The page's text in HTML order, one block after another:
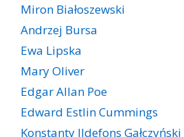
Miron Białoszewski
Andrzej Bursa
Ewa Lipska
Mary Oliver
Edgar Allan Poe
Edward Estlin Cummings
Konstanty Ildefons Gałczyński